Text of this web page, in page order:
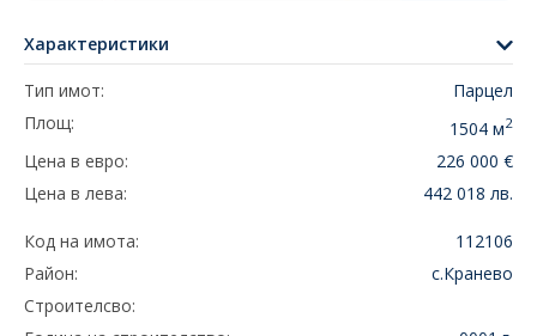
Характеристики
Тип имот:
Парцел
Площ:
1504 м2
Цена в евро:
226 000 €
Цена в лева:
442 018 лв.
Код на имота:
112106
Район:
с.Кранево
Строителсво: